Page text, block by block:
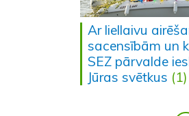
Ar liellaivu
sacensībām un
SEZ pārvalde
Jūras svētkus (1)